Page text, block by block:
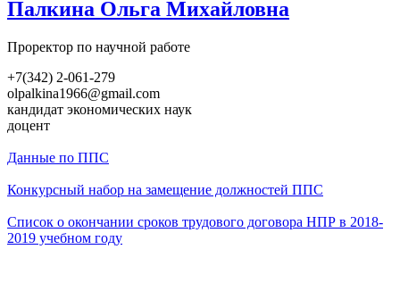
Палкина Ольга Михайловна
Проректор по научной работе
+7(342) 2-061-279
olpalkina1966@gmail.com
кандидат экономических наук
доцент
Данные по ППС
Конкурсный набор на замещение должностей ППС
Список о окончании сроков трудового договора НПР в 2018-
2019 учебном году